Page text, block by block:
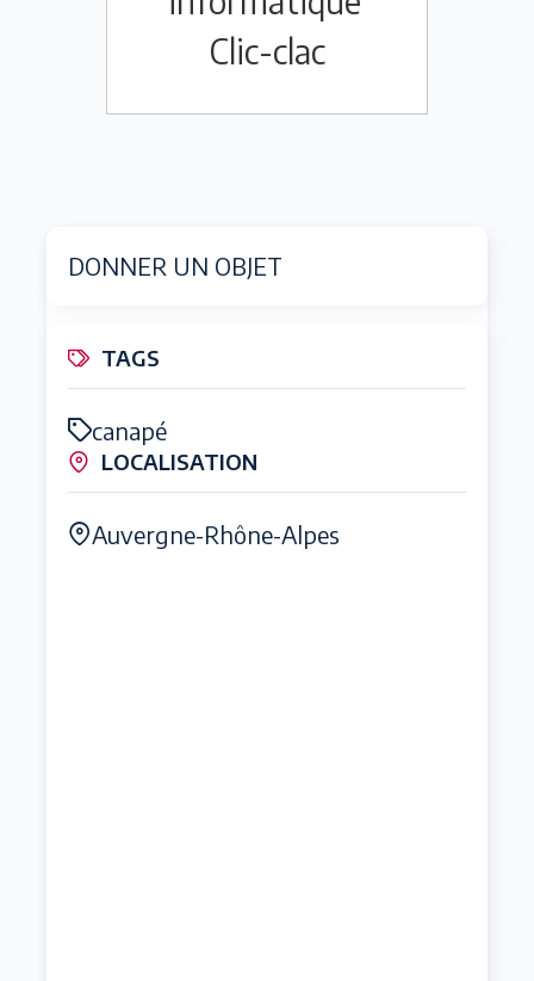
Clic-clac
DONNER UN OBJET
TAGS
canapé
LOCALISATION
Auvergne-Rhône-Alpes